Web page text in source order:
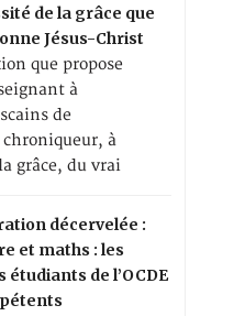
de la grâce que
Jésus-Christ
que propose
à
de
à
grâce, du vrai
décervelée :
et maths : les
étudiants de l’OCDE